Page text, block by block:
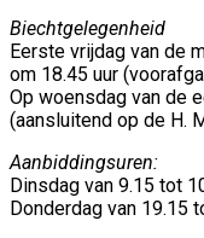
Biechtgelegenheid
Eerste vrijdag van de
om 18.45 uur
Op woensdag van de
(aansluitend op de H.
Aanbiddingsuren:
Dinsdag van 9.15 tot
Donderdag van 19.15